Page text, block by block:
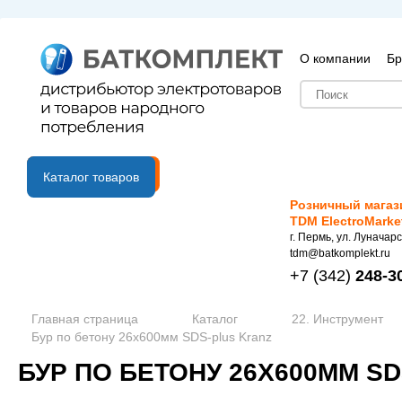
О компании
B2B портал
Каталог товаров
Розничный
TDM
г. Пермь, ул.
tdm@batkomplekt.ru
+7 (342) 248-
Главная страница Каталог
22. Инструмент
Бур по бетону 26х600мм SDS-plus Kranz
БУР ПО БЕТОНУ 26Х600ММ